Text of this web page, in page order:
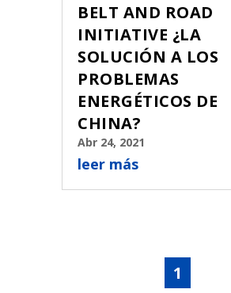
BELT AND ROAD
INITIATIVE ¿LA
SOLUCIÓN A LOS
PROBLEMAS
ENERGÉTICOS DE
CHINA?
Abr 24, 2021
leer más
1